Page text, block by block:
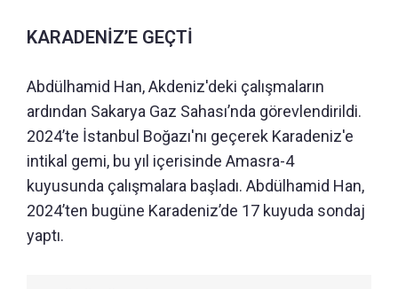
KARADENİZ’E GEÇTİ
Abdülhamid Han, Akdeniz'deki çalışmaların
ardından Sakarya Gaz Sahası’nda görevlendirildi.
2024’te İstanbul Boğazı'nı geçerek Karadeniz'e
intikal gemi, bu yıl içerisinde Amasra-4
kuyusunda çalışmalara başladı. Abdülhamid Han,
2024’ten bugüne Karadeniz’de 17 kuyuda sondaj
yaptı.